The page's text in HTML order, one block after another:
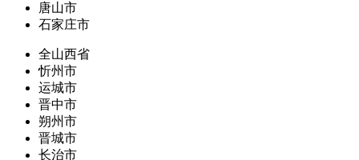
唐山市
石家庄市
全山西省
忻州市
运城市
晋中市
朔州市
晋城市
长治市